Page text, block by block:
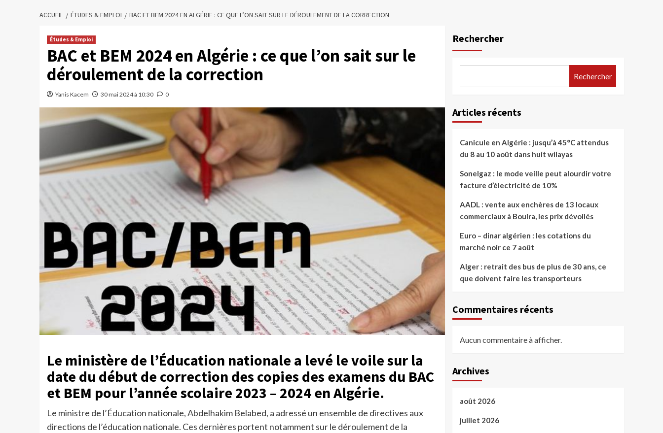
ACCUEIL ÉTUDES & EMPLOI BAC ET BEM 2024 EN ALGÉRIE : CE QUE L’ON SAIT SUR LE DÉROULEMENT DE LA CORRECTION
Études & Emploi
BAC et BEM 2024 en Algérie : ce que l’on sait sur le
déroulement de la correction
Yanis Kacem 30 mai 2024 à 10:30 0
Le ministère de l’Éducation nationale a levé le voile sur la
date du début de correction des copies des examens du BAC
et BEM pour l’année scolaire 2023 – 2024 en Algérie.
Le ministre de l’Éducation nationale, Abdelhakim Belabed, a adressé un ensemble de directives aux
directions de l’éducation nationale. Ces dernières portent notamment sur le déroulement de la
Rechercher
Rechercher
Articles récents
Canicule en Algérie : jusqu’à 45°C attendus
du 8 au 10 août dans huit wilayas
Sonelgaz : le mode veille peut alourdir votre
facture d’électricité de 10%
AADL : vente aux enchères de 13 locaux
commerciaux à Bouira, les prix dévoilés
Euro – dinar algérien : les cotations du
marché noir ce 7 août
Alger : retrait des bus de plus de 30 ans, ce
que doivent faire les transporteurs
Commentaires récents
Aucun commentaire à afficher.
Archives
août 2026
juillet 2026